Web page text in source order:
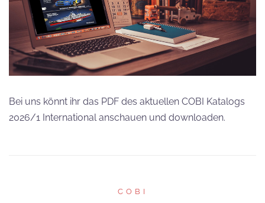
Bei uns könnt ihr das PDF des aktuellen COBI Katalogs
2026/1 International anschauen und downloaden.
COBI